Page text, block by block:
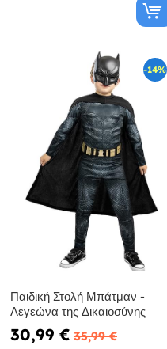
-14%
Παιδική Στολή Μπάτμαν -
Λεγεώνα της Δικαιοσύνης
30,99 € 35,99 €